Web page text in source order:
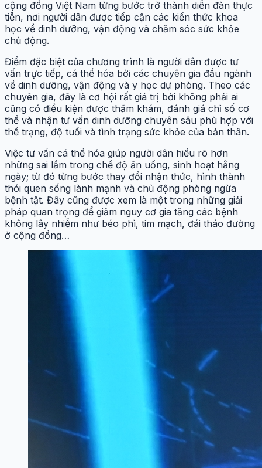
cộng đồng Việt Nam từng bước trở thành diễn đàn thực
tiễn, nơi người dân được tiếp cận các kiến thức khoa
học về dinh dưỡng, vận động và chăm sóc sức khỏe
chủ động.
Điểm đặc biệt của chương trình là người dân được tư
vấn trực tiếp, cá thể hóa bởi các chuyên gia đầu ngành
về dinh dưỡng, vận động và y học dự phòng. Theo các
chuyên gia, đây là cơ hội rất giá trị bởi không phải ai
cũng có điều kiện được thăm khám, đánh giá chỉ số cơ
thể và nhận tư vấn dinh dưỡng chuyên sâu phù hợp với
thể trạng, độ tuổi và tình trạng sức khỏe của bản thân.
Việc tư vấn cá thể hóa giúp người dân hiểu rõ hơn
những sai lầm trong chế độ ăn uống, sinh hoạt hằng
ngày; từ đó từng bước thay đổi nhận thức, hình thành
thói quen sống lành mạnh và chủ động phòng ngừa
bệnh tật. Đây cũng được xem là một trong những giải
pháp quan trọng để giảm nguy cơ gia tăng các bệnh
không lây nhiễm như béo phì, tim mạch, đái tháo đường
ở cộng đồng…